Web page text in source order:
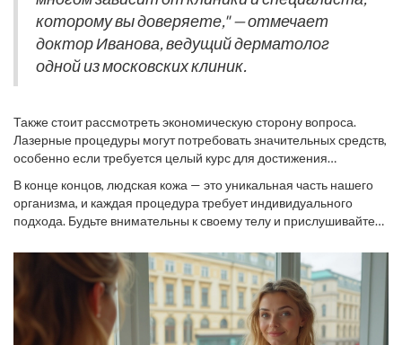
внимание следует уделять периоду после процедуры:
кожей
должен быть тщательным и включает избегание прямых
солнечных лучей, использование солнцезащитных средств и
увлажняющих кремов.
которому вы доверяете," — отмечает
доктор Иванова, ведущий дерматолог
одной из московских клиник.
Также стоит рассмотреть экономическую сторону вопроса.
Лазерные процедуры могут потребовать значительных средств,
особенно если требуется целый курс для достижения
преимущества и недостатки с вашим дерматологом до начала
лечения. Это поможет вам не только сэкономить деньги, но и
сохранить здоровье вашей кожи. Не забывайте, чтоопасные
В конце концов, людская кожа — это уникальная часть нашего
организма, и каждая процедура требует индивидуального
подхода. Будьте внимательны к своему телу и прислушивайтесь